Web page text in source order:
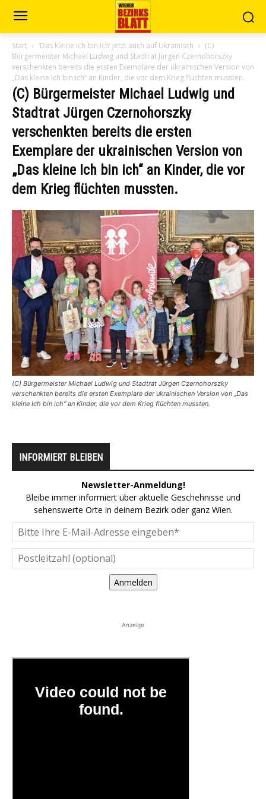
Start ‘Das kleine Ich bin Ich’ jetzt auch auf Ukrainisch
(C)
Bürgermeister Michael Ludwig und Stadtrat Jürgen Czernohorszky
verschenkten bereits die ersten Exemplare der ukrainischen Version von
„Das kleine Ich bin ich“ an Kinder, die vor dem Krieg flüchten mussten.
(C) Bürgermeister Michael Ludwig und
Stadtrat Jürgen Czernohorszky
verschenkten bereits die ersten
Exemplare der ukrainischen Version von
„Das kleine Ich bin ich“ an Kinder, die vor
dem Krieg flüchten mussten.
(C) Bürgermeister Michael Ludwig und Stadtrat Jürgen Czernohorszky
verschenkten bereits die ersten Exemplare der ukrainischen Version von „Das
kleine Ich bin ich“ an Kinder, die vor dem Krieg flüchten mussten.
INFORMIERT BLEIBEN
Newsletter-Anmeldung!
Bleibe immer informiert über aktuelle Geschehnisse und
sehenswerte Orte in deinem Bezirk oder ganz Wien.
Anmelden
Anzeige